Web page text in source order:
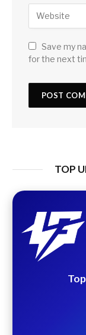
Save my
for the next
TOP